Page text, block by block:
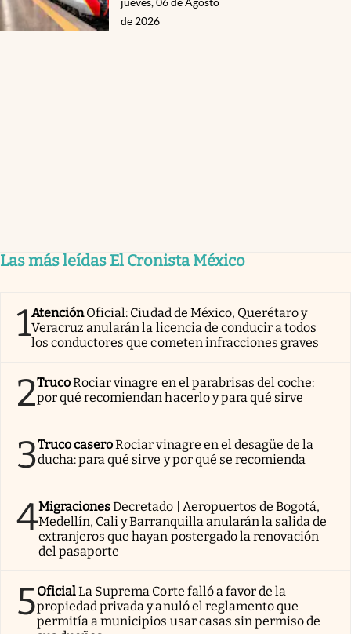
de 2026
Las más leídas El Cronista México
1AtenciónOficial: Ciudad de México, Querétaro y
Veracruz anularán la licencia de conducir a todos
los conductores que cometen infracciones graves
2TrucoRociar vinagre en el parabrisas del coche:
por qué recomiendan hacerlo y para qué sirve
3Truco caseroRociar vinagre en el desagüe de la
ducha: para qué sirve y por qué se recomienda
4MigracionesDecretado | Aeropuertos de Bogotá,
Medellín, Cali y Barranquilla anularán la salida de
extranjeros que hayan postergado la renovación
del pasaporte
5OficialLa Suprema Corte falló a favor de la
propiedad privada y anuló el reglamento que
permitía a municipios usar casas sin permiso de